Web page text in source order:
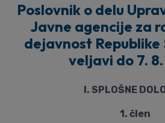
Poslovnik o delu
Javne agencije za
dejavnost Republike
veljavi do 7.
I. SPLOŠNE
1. člen